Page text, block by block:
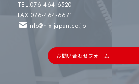
TEL.076-464-6520
FAX.076-464-6671
info@nix-japan.co.jp
お問い合わせフォーム